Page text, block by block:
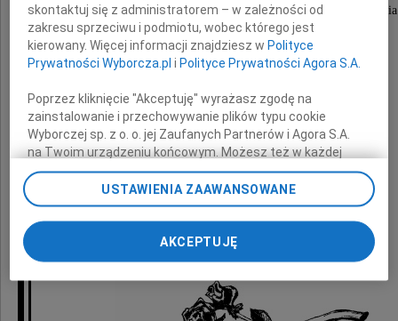
Wyrazy szczerego żalu i głębokiego współczucia
Rodzinie i Najbliższym
Zakładu Remontów i Konserwacji Dróg
skontaktuj się z administratorem – w zależności od
zakresu sprzeciwu i podmiotu, wobec którego jest
kierowany. Więcej informacji znajdziesz w Polityce
Prywatności Wyborcza.pl i Polityce Prywatności Agora S.A.
Poprzez kliknięcie "Akceptuję" wyrażasz zgodę na
zainstalowanie i przechowywanie plików typu cookie
Wyborczej sp. z o. o. jej Zaufanych Partnerów i Agora S.A.
na Twoim urządzeniu końcowym. Możesz też w każdej
chwili zmienić swoje preferencje dot. plików cookie,
ponownie wywołując narzędzie do zarządzania Twoimi
preferencjami dot. przetwarzania danych poprzez
odnośnik „Ustawienia prywatności” w stopce serwisu i
przechodząc do sekcji „Ustawienia zaawansowane”.
Zmiana ustawień plików cookie możliwa jest także za
My, nasi Zaufani Partnerzy i Agora S.A. możemy
USTAWIENIA ZAAWANSOWANE
AKCEPTUJĘ